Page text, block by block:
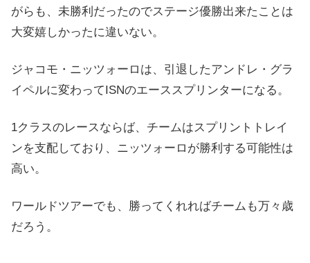
がらも、未勝利だったのでステージ優勝出来たことは
大変嬉しかったに違いない。
ジャコモ・ニッツォーロは、引退したアンドレ・グラ
イペルに変わってISNのエーススプリンターになる。
1クラスのレースならば、チームはスプリントトレイ
ンを支配しており、ニッツォーロが勝利する可能性は
高い。
ワールドツアーでも、勝ってくれればチームも万々歳
だろう。